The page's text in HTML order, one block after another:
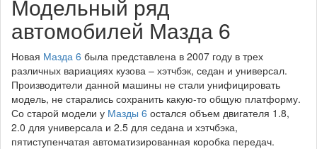
Модельный ряд
автомобилей Мазда 6
Новая Мазда 6 была представлена в 2007 году в трех
различных вариациях кузова – хэтчбэк, седан и универсал.
Производители данной машины не стали унифицировать
модель, не старались сохранить какую-то общую платформу.
Со старой модели у Мазды 6 остался объем двигателя 1.8,
2.0 для универсала и 2.5 для седана и хэтчбэка,
пятиступенчатая автоматизированная коробка передач.